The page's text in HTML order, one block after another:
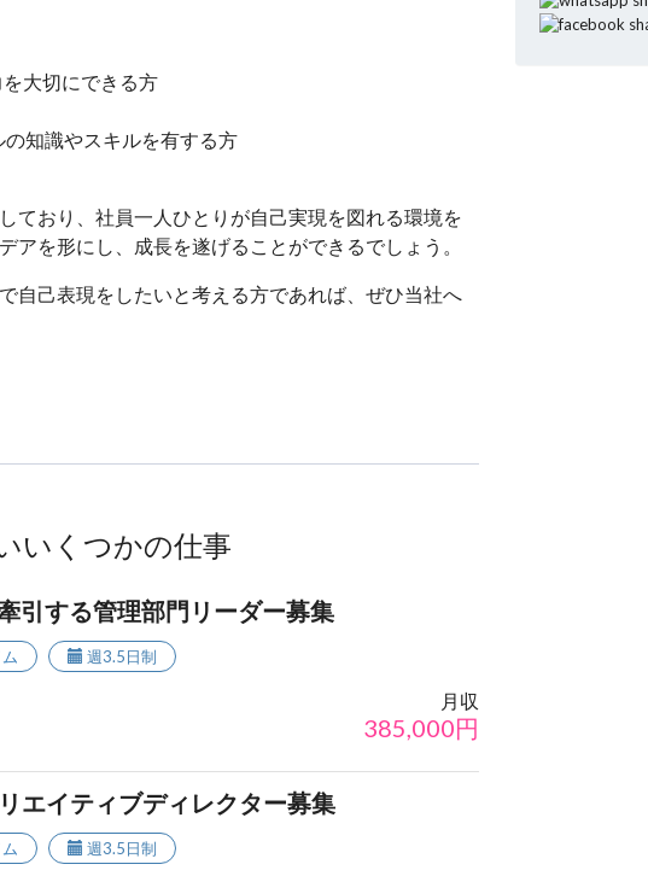
大切にできる方
知識やスキルを有する方
ており、社員一人ひとりが自己実現を図れる環境を
を形にし、成長を遂げることができるでしょう。
自己表現をしたいと考える方であれば、ぜひ当社へ
いくつかの仕事
引する管理部門リーダー募集
週3.5日制
月収
385,000円
エイティブディレクター募集
週3.5日制